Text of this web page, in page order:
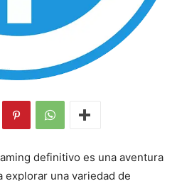
definitivo es una aventura
explorar una variedad de